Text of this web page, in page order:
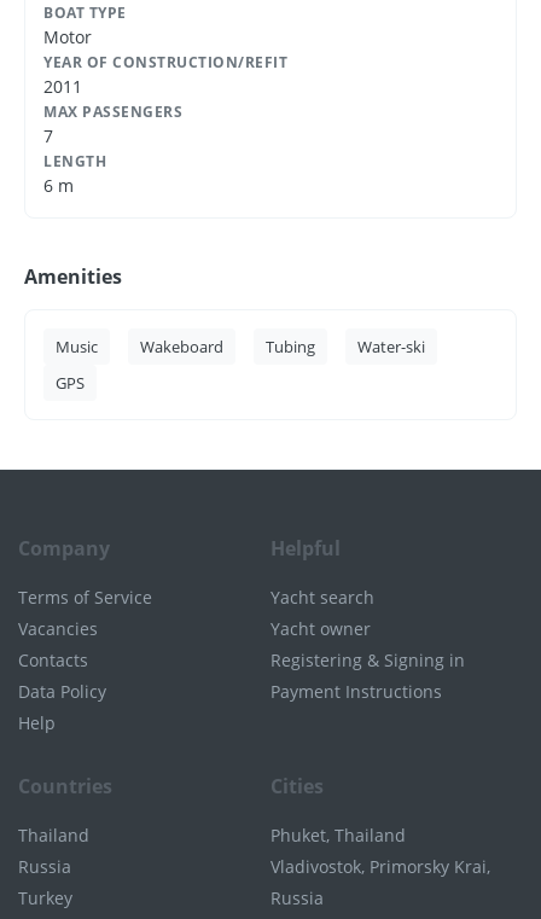
BOAT TYPE
Motor
YEAR OF CONSTRUCTION/REFIT
2011
MAX PASSENGERS
7
LENGTH
6 m
Amenities
Music Wakeboard Tubing
Water-ski
GPS
Company
Terms of Service
Vacancies
Contacts
Data Policy
Help
Helpful
Yacht search
Yacht owner
Registering & Signing in
Payment Instructions
Countries
Thailand
Russia
Turkey
Cities
Phuket, Thailand
Vladivostok, Primorsky Krai,
Russia